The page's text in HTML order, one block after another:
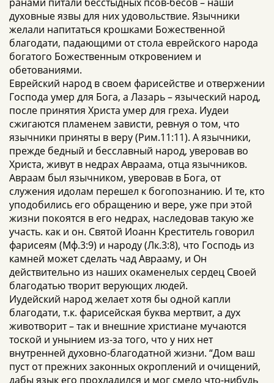
духовные язвы для них удовольствие. Язычники
желали напитаться крошками Божественной
благодати, падающими от стола еврейского народа
богатого Божественным откровением и
обетованиями.
Еврейский народ в своем фарисействе и отвержении
Господа умер для Бога, а Лазарь – языческий народ,
после принятия Христа умер для греха. Иудеи
сжигаются пламенем зависти, ревнуя о том, что
язычники приняты в веру (Рим.11:11). А язычники,
прежде бедный и бесславный народ, уверовав во
Христа, живут в недрах Авраама, отца язычников.
Авраам был язычником, уверовав в Бога, от
служения идолам перешел к богопознанию. И те, кто
уподобились его обращению и вере, уже при этой
жизни покоятся в его недрах, наследовав такую же
участь. как и он. Святой Иоанн Креститель говорил
фарисеям (Мф.3:9) и народу (Лк.3:8), что Господь из
камней может сделать чад Аврааму, и Он
действительно из наших окаменелых сердец Своей
благодатью творит верующих людей.
Иудейский народ желает хотя бы одной капли
благодати, т.к. фарисейская буква мертвит, а дух
животворит – так и внешние христиане мучаются
тоской и унынием из-за того, что у них нет
внутренней духовно-благодатной жизни. “Дом ваш
пуст от прежних законных окроплений и очищений,
дабы язык его прохладился и мог смело что-нибудь